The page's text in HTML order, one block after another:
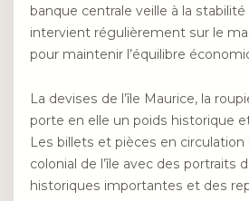
banque centrale veille à la
intervient régulièrement sur le
pour maintenir l’équilibre
La devises de l’île Maurice, la
porte en elle un poids historique
Les billets et pièces en circulation
colonial de l’île avec des portraits
historiques importantes et des